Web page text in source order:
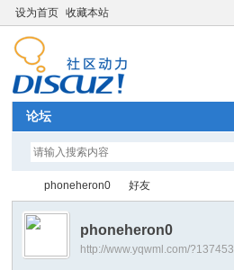
设为首页 收藏本站
论坛
›
phoneheron0 好友
phoneheron0
http://www.yqwml.com/?137453